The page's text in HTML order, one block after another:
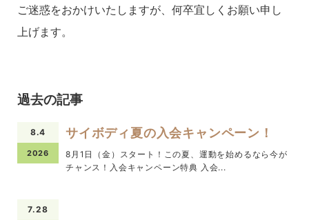
ご迷惑をおかけいたしますが、何卒宜しくお願い申し
上げます。
過去の記事
8.4
2026
サイボディ夏の入会キャンペーン！
8月1日（金）スタート！この夏、運動を始めるなら今が
チャンス！入会キャンペーン特典 入会...
7.28